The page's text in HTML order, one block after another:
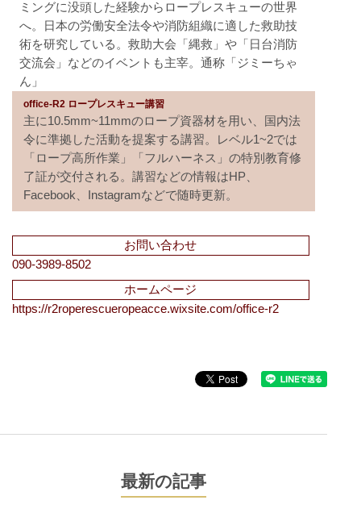
ミングに没頭した経験からロープレスキューの世界
へ。日本の労働安全法令や消防組織に適した救助技
術を研究している。救助大会「縄救」や「日台消防
交流会」などのイベントも主宰。通称「ジミーちゃ
ん」
office-R2 ロープレスキュー講習
主に10.5mm~11mmのロープ資器材を用い、国内法
令に準拠した活動を提案する講習。レベル1~2では
「ロープ高所作業」「フルハーネス」の特別教育修
了証が交付される。講習などの情報はHP、
Facebook、Instagramなどで随時更新。
お問い合わせ
090-3989-8502
ホームページ
https://r2roperescueropeacce.wixsite.com/office-r2
最新の記事